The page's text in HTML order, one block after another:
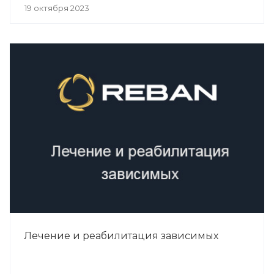
19 октября 2023
Лечение и реабилитация зависимых